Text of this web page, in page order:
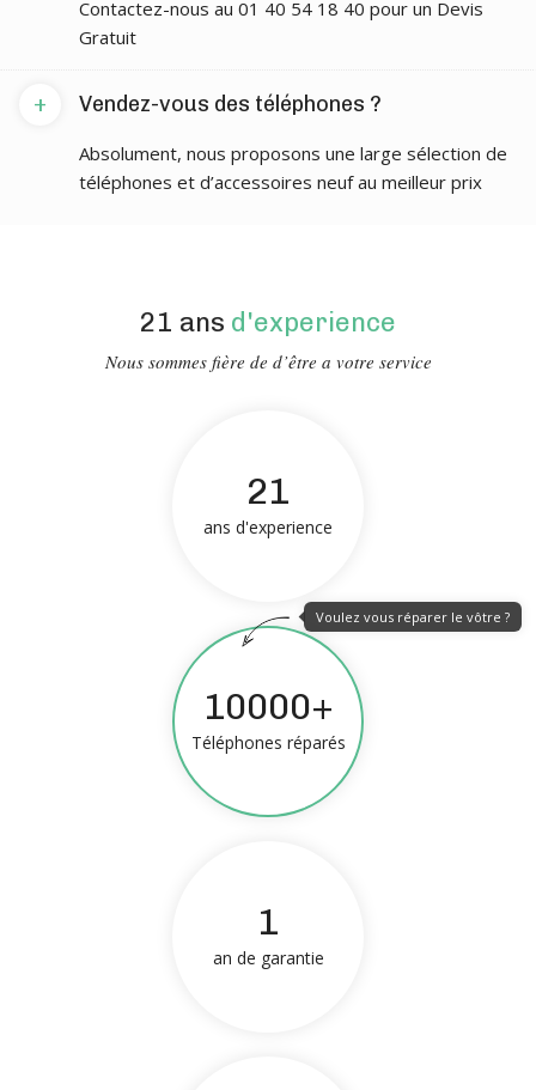
Contactez-nous au 01 40 54 18 40 pour un Devis
Gratuit
Vendez-vous des téléphones ?
+
Absolument, nous proposons une large sélection de
téléphones et d’accessoires neuf au meilleur prix
21 ans d'experience
Nous sommes fière de d’être a votre service
21
ans d'experience
10000+
Téléphones réparés
Voulez vous réparer le vôtre ?
1
an de garantie